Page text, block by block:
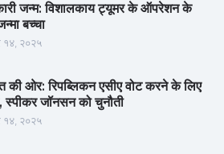
जन्म: विशालकाय ट्यूमर के ऑपरेशन के
बच्चा
१४, २०२५
की ओर: रिपब्लिकन एसीए वोट करने के लिए
स्पीकर जॉनसन को चुनौती
१४, २०२५